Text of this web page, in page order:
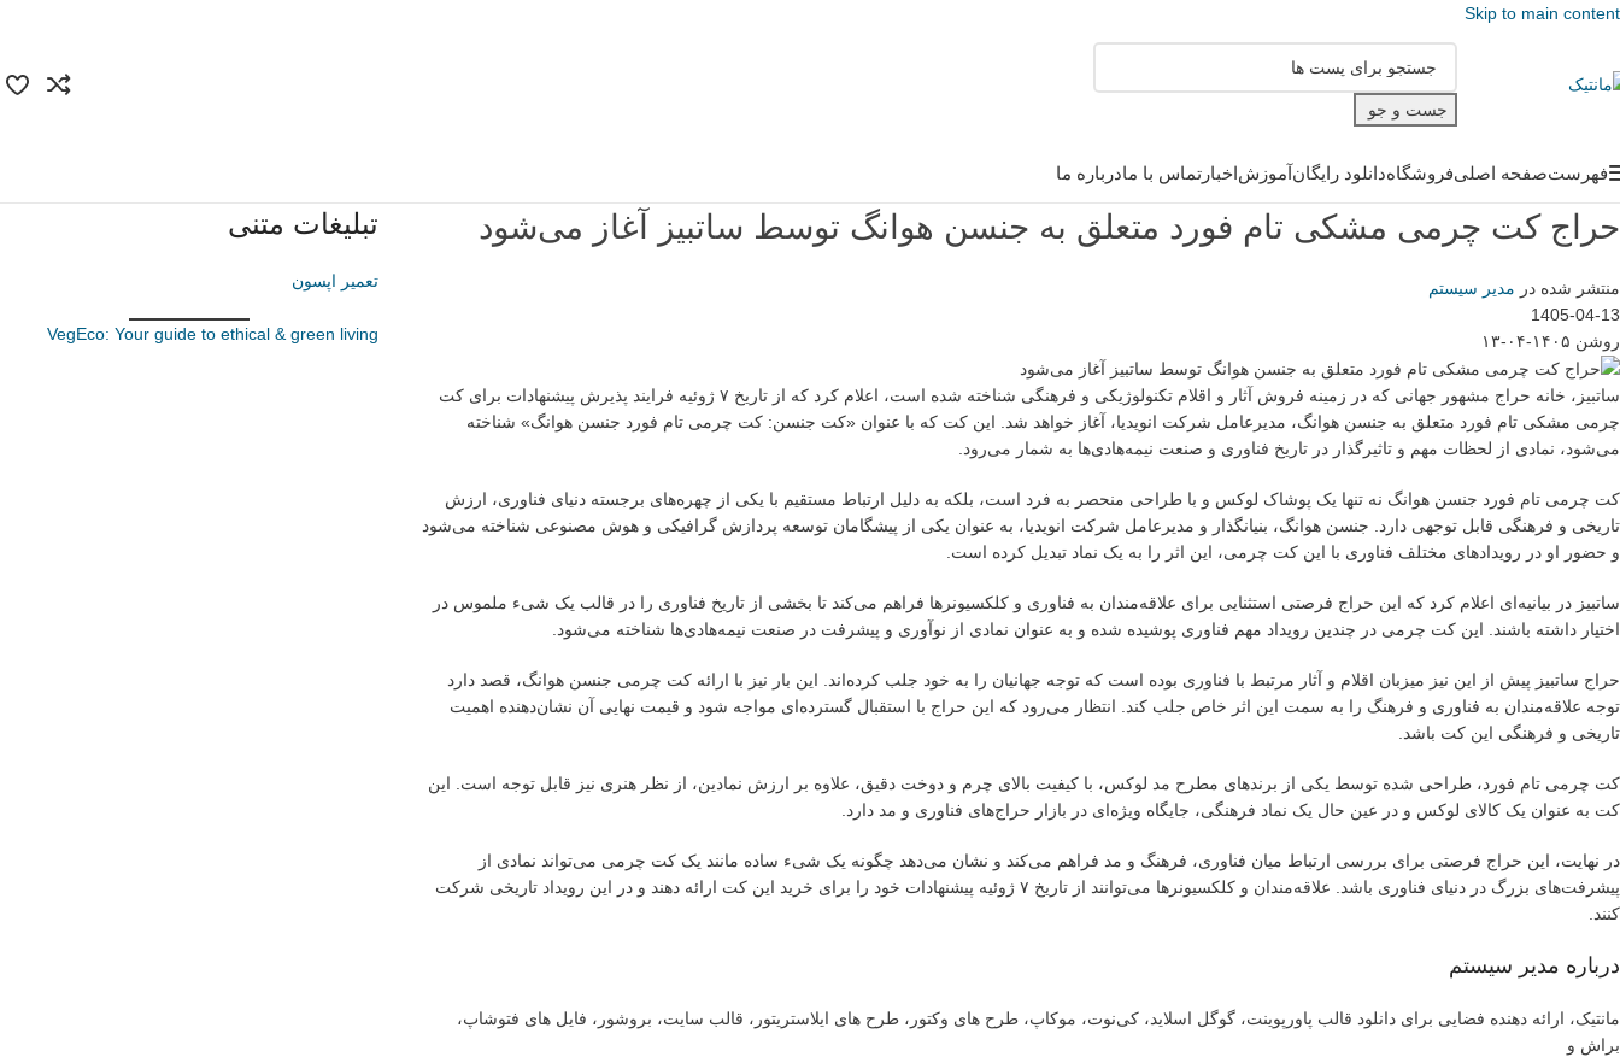
Skip to main content
جست و جو
فهرستصفحه اصلیفروشگاهدانلود رایگانآموزشاخبار تماس با مادرباره ما
حراج کت چرمی مشکی تام فورد متعلق به جنسن هوانگ توسط ساتبیز آغاز می‌شود
منتشر شده در مدیر سیستم
1405-04-13
روشن ۱۴۰۵-۰۴-۱۳
ساتبیز، خانه حراج مشهور جهانی که در زمینه فروش آثار و اقلام تکنولوژیکی و فرهنگی شناخته شده است، اعلام کرد که از تاریخ ۷ ژوئیه فرایند پذیرش پیشنهادات برای کت
چرمی مشکی تام فورد متعلق به جنسن هوانگ، مدیرعامل شرکت انویدیا، آغاز خواهد شد. این کت که با عنوان «کت جنسن: کت چرمی تام فورد جنسن هوانگ» شناخته
می‌شود، نمادی از لحظات مهم و تاثیرگذار در تاریخ فناوری و صنعت نیمه‌هادی‌ها به شمار می‌رود.
کت چرمی تام فورد جنسن هوانگ نه تنها یک پوشاک لوکس و با طراحی منحصر به فرد است، بلکه به دلیل ارتباط مستقیم با یکی از چهره‌های برجسته دنیای فناوری، ارزش
تاریخی و فرهنگی قابل توجهی دارد. جنسن هوانگ، بنیانگذار و مدیرعامل شرکت انویدیا، به عنوان یکی از پیشگامان توسعه پردازش گرافیکی و هوش مصنوعی شناخته می‌شود
و حضور او در رویدادهای مختلف فناوری با این کت چرمی، این اثر را به یک نماد تبدیل کرده است.
ساتبیز در بیانیه‌ای اعلام کرد که این حراج فرصتی استثنایی برای علاقه‌مندان به فناوری و کلکسیونرها فراهم می‌کند تا بخشی از تاریخ فناوری را در قالب یک شیء ملموس در
اختیار داشته باشند. این کت چرمی در چندین رویداد مهم فناوری پوشیده شده و به عنوان نمادی از نوآوری و پیشرفت در صنعت نیمه‌هادی‌ها شناخته می‌شود.
حراج ساتبیز پیش از این نیز میزبان اقلام و آثار مرتبط با فناوری بوده است که توجه جهانیان را به خود جلب کرده‌اند. این بار نیز با ارائه کت چرمی جنسن هوانگ، قصد دارد
توجه علاقه‌مندان به فناوری و فرهنگ را به سمت این اثر خاص جلب کند. انتظار می‌رود که این حراج با استقبال گسترده‌ای مواجه شود و قیمت نهایی آن نشان‌دهنده اهمیت
تاریخی و فرهنگی این کت باشد.
کت چرمی تام فورد، طراحی شده توسط یکی از برندهای مطرح مد لوکس، با کیفیت بالای چرم و دوخت دقیق، علاوه بر ارزش نمادین، از نظر هنری نیز قابل توجه است. این
کت به عنوان یک کالای لوکس و در عین حال یک نماد فرهنگی، جایگاه ویژه‌ای در بازار حراج‌های فناوری و مد دارد.
در نهایت، این حراج فرصتی برای بررسی ارتباط میان فناوری، فرهنگ و مد فراهم می‌کند و نشان می‌دهد چگونه یک شیء ساده مانند یک کت چرمی می‌تواند نمادی از
پیشرفت‌های بزرگ در دنیای فناوری باشد. علاقه‌مندان و کلکسیونرها می‌توانند از تاریخ ۷ ژوئیه پیشنهادات خود را برای خرید این کت ارائه دهند و در این رویداد تاریخی شرکت
کنند.
درباره مدیر سیستم
مانتیک، ارائه دهنده فضایی برای دانلود قالب پاورپوینت، گوگل اسلاید، کی‌نوت، موکاپ، طرح های وکتور، طرح های ایلاستریتور، قالب سایت، بروشور، فایل های فتوشاپ،
براش و
تبلیغات متنی
تعمیر اپسون
VegEco: Your guide to ethical & green living